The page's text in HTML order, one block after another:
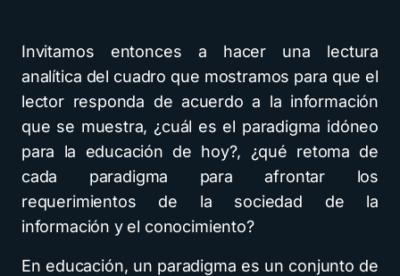
Invitamos entonces a hacer una lectura
analítica del cuadro que mostramos para que el
lector responda de acuerdo a la información
que se muestra, ¿cuál es el paradigma idóneo
para la educación de hoy?, ¿qué retoma de
cada paradigma para afrontar los
requerimientos de la sociedad de la
información y el conocimiento?
En educación, un paradigma es un conjunto de